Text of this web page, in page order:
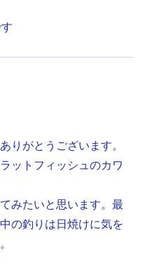
りがとうございます。
ットフィッシュのカワ
みたいと思います。最
の釣りは日焼けに気を